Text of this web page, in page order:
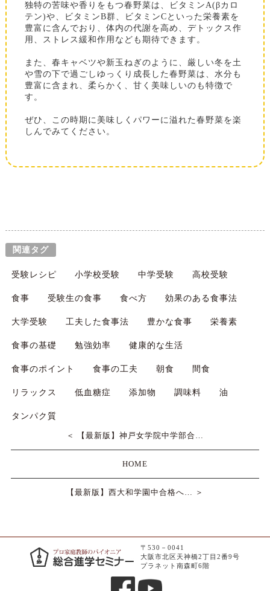
独特の苦味や香りをもつ春野菜は、ビタミンA(βカロ
テン)や、ビタミンB群、ビタミンCといった栄養素を
豊富に含んでおり、体内の代謝を高め、デトックス作
用、ストレス緩和作用なども期待できます。
また、春キャベツや新玉ねぎのように、厳しい冬を土
や雪の下で過ごしゆっくり成長した春野菜は、水分も
豊富に含まれ、柔らかく、甘く美味しいのも特徴で
す。
ぜひ、この時期に美味しくパワーに溢れた春野菜を楽
しんでみてください。
関連タグ
受験レシピ 小学校受験 中学受験 高校受験
食事 受験生の食事 食べ方 効果のある食事法
大学受験 工夫した食事法 豊かな食事 栄養素
食事の基礎 勉強効率 健康的な生活
食事のポイント 食事の工夫 朝食 間食
リラックス 低血糖症 添加物 調味料 油
タンパク質
＜ 【最新版】神戸女学院中学部合…
HOME
【最新版】西大和学園中合格へ… ＞
〒530－0041
大阪市北区天神橋2丁目2番9号
プラネット南森町6階